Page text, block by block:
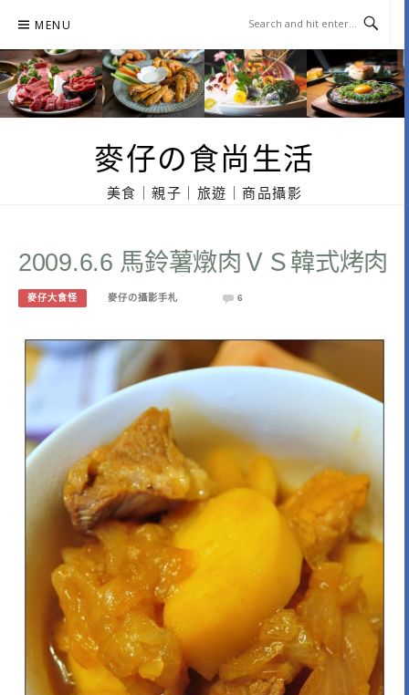
content
MENU
麥仔の食尚生活
美食｜親子｜旅遊｜商品攝影
2009.6.6 馬鈴薯燉肉ＶＳ韓式烤肉
麥仔大食怪 麥仔の攝影手札 6